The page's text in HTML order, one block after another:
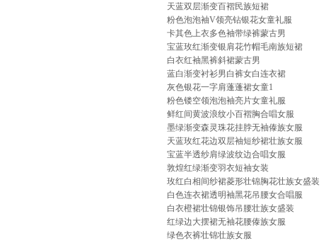
天蓝双层渐变百褶民族短裙
粉色泡泡袖V领亮钻银花女童礼服
卡其色上衣多色袖带绿裤蒙古男
宝蓝玫红渐变银肩花竹帽毛南族短裙
白衣红袖黑裤斜裙蒙古男
蓝白渐变衬衫男白裤女白连衣裙
灰色银花一字肩蓬蓬裙女童1
粉色镂空领泡泡袖亮片女童礼服
鲜红间黄波浪纹小百褶胸合唱女服
墨绿渐变森灵珠花挂脖无袖傣族女服
天蓝玫红花边双层袖短纱裙壮族女服
宝蓝半透纱肩绿波纹边合唱女服
敦煌红绿渐变羽衣短袖女装
玫红白相间纱裙菱形壮锦胸花壮族女盛装
白色连衣裙透明袖黑花吊腰女合唱服
白衣橙裙壮锦银饰吊腰壮族女盛装
红绿边大摆裙无袖花腰傣族女服
绿色衣裤壮锦壮族女服